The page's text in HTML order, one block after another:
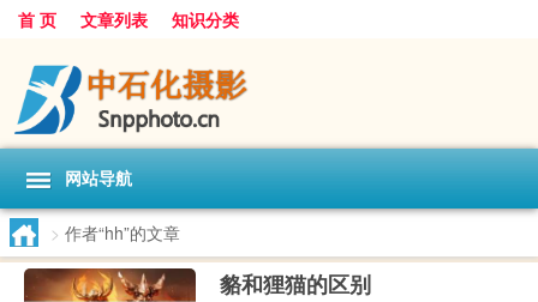
首 页 文章列表 知识分类
网站导航
> 作者“hh”的文章
貉和狸猫的区别